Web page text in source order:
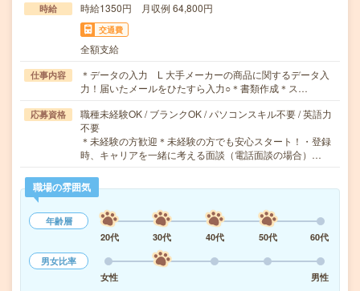
時給 時給1350円 月収例 64,800円
交通費
全額支給
仕事内容
＊データの入力 L 大手メーカーの商品に関するデータ入
力！届いたメールをひたすら入力○＊書類作成＊ス…
応募資格
職種未経験OK / ブランクOK / パソコンスキル不要 / 英語力
不要
＊未経験の方歓迎＊未経験の方でも安心スタート！・登録
時、キャリアを一緒に考える面談（電話面談の場合）…
職場の雰囲気
年齢層
20代
30代 40代 50代
60代
男女比率
女性
男性